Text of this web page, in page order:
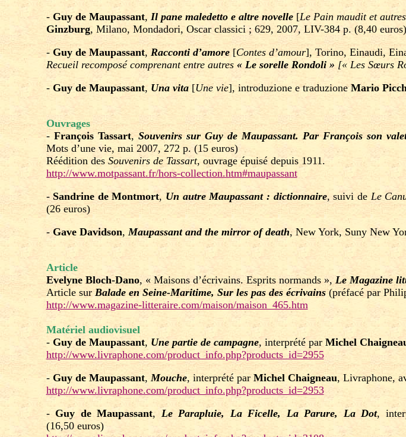
- Guy de Maupassant, Il pane maledetto e altre novelle[Le Pain maudit et
Ginzburg, Milano, Mondadori, Oscar classici ; 629, 2007, LIV-384 p. (8,40 euros)
-Guy de Maupassant, Racconti d’amore[Contes d’amour], Torino, Einaudi,
Recueil recomposé comprenant entre autres « Le sorelle Rondoli » [« Les Sœurs
- Guy de Maupassant, Una vita[Une vie], introduzione e traduzioneMario
Ouvrages
- François Tassart, Souvenirs sur Guy de Maupassant. Par François son
Mots d’une vie, mai 2007, 272 p. (15 euros)
Réédition desSouvenirs de Tassart, ouvrage épuisé depuis 1911.
http://www.motpassant.fr/hors-collection.htm#maupassant
- Sandrine de Montmort, Un autre Maupassant : dictionnaire, suivi de Le
(26 euros)
- Gave Davidson,Maupassant and the mirror of death, New York, Suny New
Article
Evelyne Bloch-Dano, « Maisons d’écrivains. Esprits normands »,Le Magazine
Article surBalade en Seine-Maritime, Sur les pas des écrivains(préfacé par
http://www.magazine-litteraire.com/maison/maison_465.htm
Matériel audiovisuel
- Guy de Maupassant, Une partie de campagne, interprété par Michel
http://www.livraphone.com/product_info.php?products_id=2955
- Guy de Maupassant,Mouche, interprété par Michel Chaigneau, Livraphone,
http://www.livraphone.com/product_info.php?products_id=2953
- Guy de Maupassant, Le Parapluie, La Ficelle, La Parure, La Dot,
(16,50 euros)